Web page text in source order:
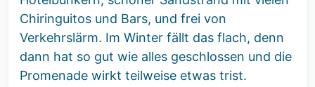
Chiringuitos und Bars, und frei von
Verkehrslärm. Im Winter fällt das flach, denn
dann hat so gut wie alles geschlossen und die
Promenade wirkt teilweise etwas trist.